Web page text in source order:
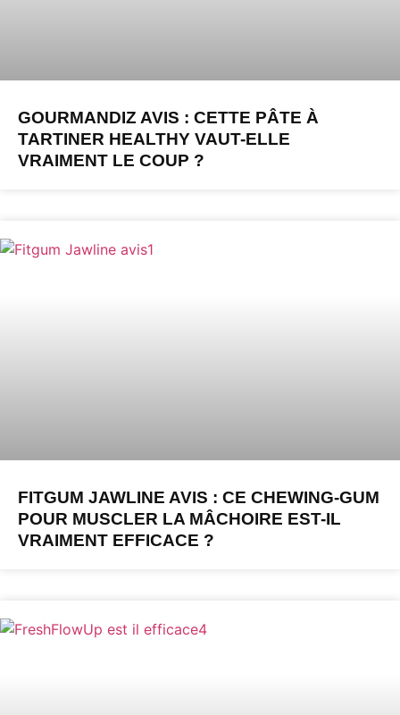
GOURMANDIZ AVIS : CETTE PÂTE À
TARTINER HEALTHY VAUT-ELLE
VRAIMENT LE COUP ?
FITGUM JAWLINE AVIS : CE CHEWING-GUM
POUR MUSCLER LA MÂCHOIRE EST-IL
VRAIMENT EFFICACE ?